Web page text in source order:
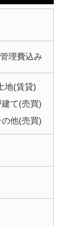
理費込み
地(賃貸)
建て(売買)
の他(売買)